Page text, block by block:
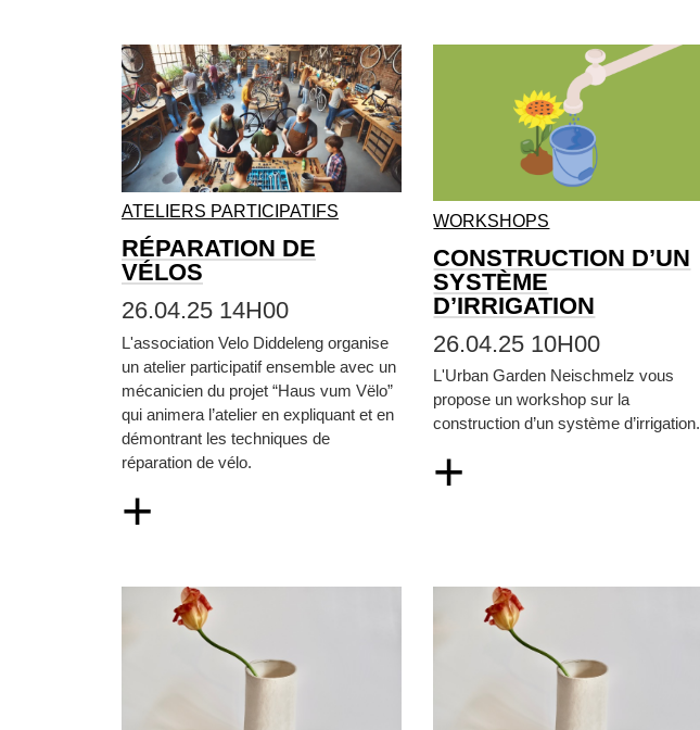
ATELIERS PARTICIPATIFS
RÉPARATION DE
VÉLOS
26.04.25 14H00
L'association Velo Diddeleng organise
un atelier participatif ensemble avec un
mécanicien du projet “Haus vum Vëlo”
qui animera l’atelier en expliquant et en
démontrant les techniques de
réparation de vélo.
+
WORKSHOPS
CONSTRUCTION D’UN
SYSTÈME
D’IRRIGATION
26.04.25 10H00
L'Urban Garden Neischmelz vous
propose un workshop sur la
construction d’un système d’irrigation.
+